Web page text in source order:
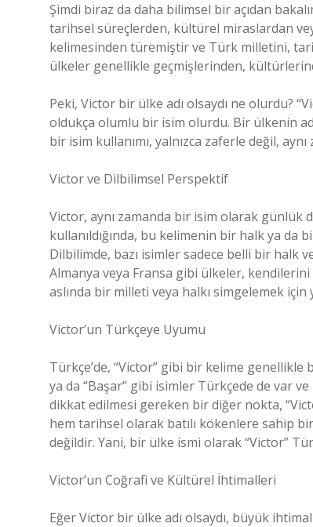
Şimdi biraz da daha bilimsel bir açıdan
tarihsel süreçlerden, kültürel miraslardan
kelimesinden türemiştir ve Türk milletini,
ülkeler genellikle geçmişlerinden,
Peki, Victor bir ülke adı olsaydı ne olurdu?
oldukça olumlu bir isim olurdu. Bir ülkenin
bir isim kullanımı, yalnızca zaferle değil,
Victor ve Dilbilimsel Perspektif
Victor, aynı zamanda bir isim olarak günlük
kullanıldığında, bu kelimenin bir halk ya
Dilbilimde, bazı isimler sadece belli bir halk
Almanya veya Fransa gibi ülkeler,
aslında bir milleti veya halkı simgelemek
Victor’un Türkçeye Uyumu
Türkçe’de, “Victor” gibi bir kelime
ya da “Başar” gibi isimler Türkçede de var
dikkat edilmesi gereken bir diğer nokta,
hem tarihsel olarak batılı kökenlere sahip
değildir. Yani, bir ülke ismi olarak “Victor”
Victor’un Coğrafi ve Kültürel İhtimalleri
Eğer Victor bir ülke adı olsaydı, büyük